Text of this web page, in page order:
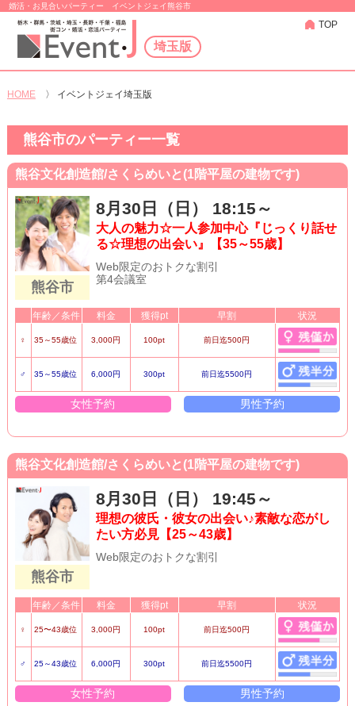
婚活・お見合いパーティー イベントジェイ熊谷市
埼玉版
TOP
HOME 〉 イベントジェイ埼玉版
熊谷市のパーティー一覧
熊谷文化創造館/さくらめいと(1階平屋の建物です)
熊谷市
8月30日（日） 18:15～
大人の魅力☆一人参加中心『じっくり話せ
る☆理想の出会い』【35～55歳】
Web限定のおトクな割引
第4会議室
年齢／条件 料金 獲得pt 早割 状況
♀ 35～55歳位 3,000円 100pt 前日迄500円
♂ 35～55歳位 6,000円 300pt 前日迄5500円
女性予約 男性予約
熊谷文化創造館/さくらめいと(1階平屋の建物です)
熊谷市
8月30日（日） 19:45～
理想の彼氏・彼女の出会い♪素敵な恋がし
たい方必見【25～43歳】
Web限定のおトクな割引
年齢／条件 料金 獲得pt 早割 状況
♀ 25〜43歳位 3,000円 100pt 前日迄500円
♂ 25～43歳位 6,000円 300pt 前日迄5500円
女性予約 男性予約